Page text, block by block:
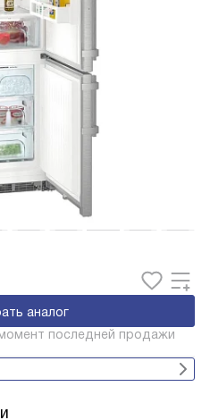
аналог
последней продажи